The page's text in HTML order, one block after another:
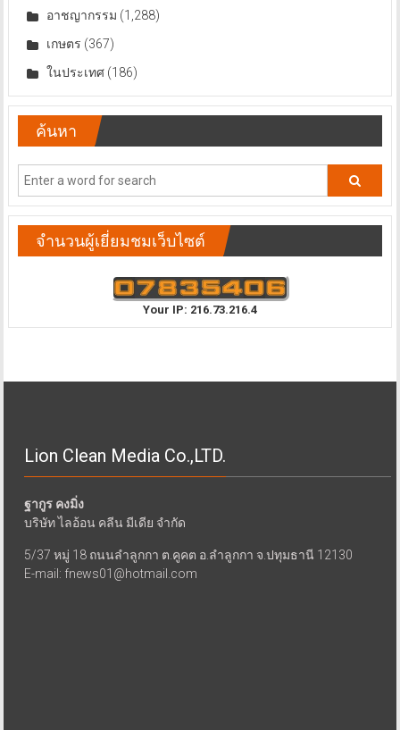
อาชญากรรม (1,288)
เกษตร (367)
ในประเทศ(186)
ค้นหา
จำนวนผู้เยี่ยมชมเว็บไซต์
Your IP: 216.73.216.4
Lion Clean Media Co.,LTD.
ฐากูร คงมิ่ง
บริษัท ไลอ้อน คลีน มีเดีย จำกัด
5/37 หมู่ 18 ถนนลำลูกกา ต.คูคต อ.ลำลูกกา จ.ปทุมธานี 12130
E-mail: fnews01@hotmail.com